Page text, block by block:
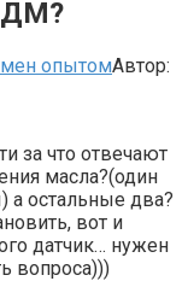
опытомАвтор:
за что отвечают
масла?(один
а остальные два?
вот и
датчик… нужен
вопроса)))